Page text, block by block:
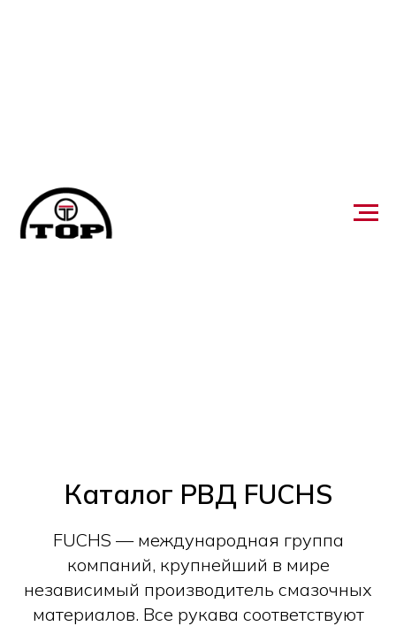
Каталог РВД FUCHS
FUCHS — международная группа
компаний, крупнейший в мире
независимый производитель смазочных
материалов. Все рукава соответствуют